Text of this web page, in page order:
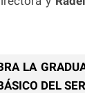
LA
DEL